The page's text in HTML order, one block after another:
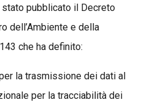
pubblicato il Decreto
dell’Ambiente e della
che ha definito:
la trasmissione dei dati al
per la tracciabilità dei